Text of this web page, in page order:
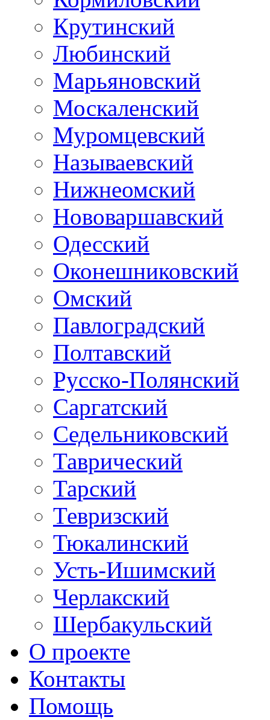
Крутинский
Любинский
Марьяновский
Москаленский
Муромцевский
Называевский
Нижнеомский
Нововаршавский
Одесский
Оконешниковский
Омский
Павлоградский
Полтавский
Русско-Полянский
Саргатский
Седельниковский
Таврический
Тарский
Тевризский
Тюкалинский
Усть-Ишимский
Черлакский
Шербакульский
О проекте
Контакты
Помощь